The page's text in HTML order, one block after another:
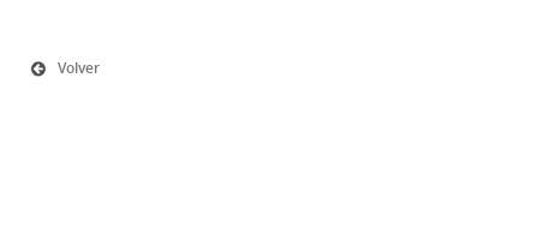
Volver